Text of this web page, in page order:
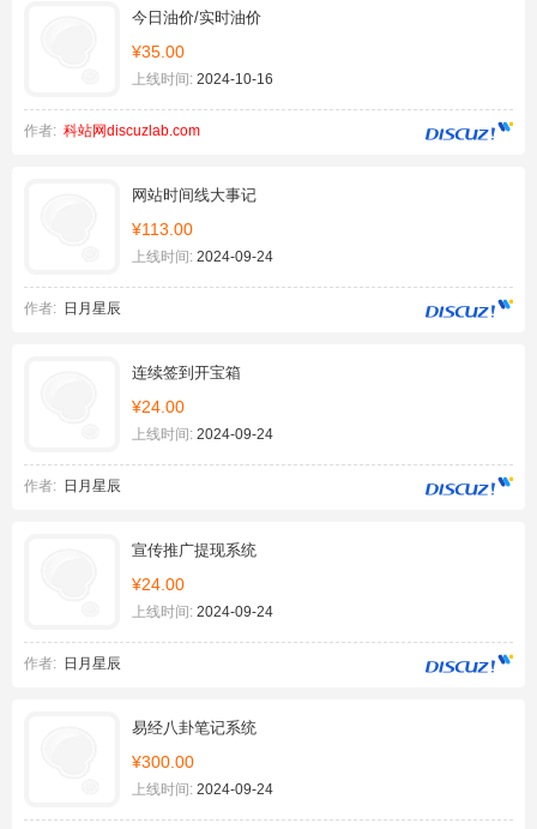
今日油价/实时油价
¥35.00
上线时间: 2024-10-16
作者: 科站网discuzlab.com
网站时间线大事记
¥113.00
上线时间: 2024-09-24
作者: 日月星辰
连续签到开宝箱
¥24.00
上线时间: 2024-09-24
作者: 日月星辰
宣传推广提现系统
¥24.00
上线时间: 2024-09-24
作者: 日月星辰
易经八卦笔记系统
¥300.00
上线时间: 2024-09-24